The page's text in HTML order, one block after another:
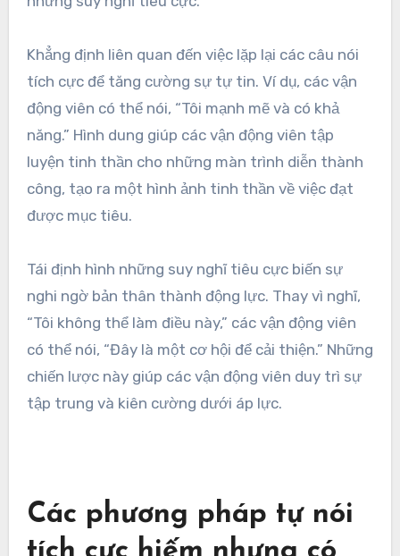
Khẳng định liên quan đến việc lặp lại các câu nói
tích cực để tăng cường sự tự tin. Ví dụ, các vận
động viên có thể nói, “Tôi mạnh mẽ và có khả
năng.” Hình dung giúp các vận động viên tập
luyện tinh thần cho những màn trình diễn thành
công, tạo ra một hình ảnh tinh thần về việc đạt
được mục tiêu.
Tái định hình những suy nghĩ tiêu cực biến sự
nghi ngờ bản thân thành động lực. Thay vì nghĩ,
“Tôi không thể làm điều này,” các vận động viên
có thể nói, “Đây là một cơ hội để cải thiện.” Những
chiến lược này giúp các vận động viên duy trì sự
tập trung và kiên cường dưới áp lực.
Các phương pháp tự nói